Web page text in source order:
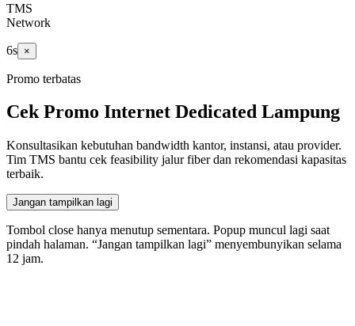
TMS
Network
5s ×
Promo terbatas
Cek Promo Internet Dedicated Lampung
Konsultasikan kebutuhan bandwidth kantor, instansi, atau provider.
Tim TMS bantu cek feasibility jalur fiber dan rekomendasi kapasitas
terbaik.
Jangan tampilkan lagi
Tombol close hanya menutup sementara. Popup muncul lagi saat
pindah halaman. “Jangan tampilkan lagi” menyembunyikan selama
12 jam.